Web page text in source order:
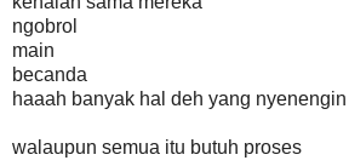
ngobrol
main
becanda
haaah banyak hal deh yang nyenengin
walaupun semua itu butuh proses